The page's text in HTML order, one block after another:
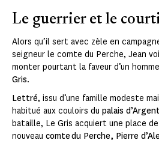
Le guerrier et le
Alors qu’il sert avec zèle en
seigneur le comte du Perche, Jean
monter pourtant la faveur d’un
Gris.
Lettré, issu d’une famille modeste
habitué aux couloirs du palais
bataille, Le Gris acquiert une place de
nouveau comte du Perche, Pierre